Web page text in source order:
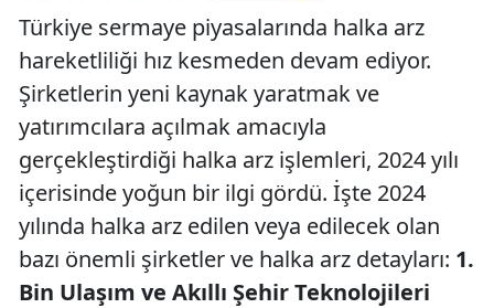
Türkiye sermaye piyasalarında halka arz
hareketliliği hız kesmeden devam ediyor.
Şirketlerin yeni kaynak yaratmak ve
yatırımcılara açılmak amacıyla
gerçekleştirdiği halka arz işlemleri, 2024 yılı
içerisinde yoğun bir ilgi gördü. İşte 2024
yılında halka arz edilen veya edilecek olan
bazı önemli şirketler ve halka arz detayları: 1.
Bin Ulaşım ve Akıllı Şehir Teknolojileri